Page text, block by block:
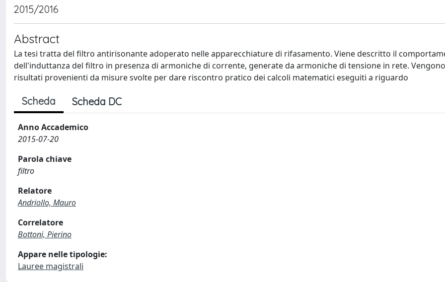
2015/2016
Abstract
La tesi tratta del filtro antirisonante adoperato nelle apparecchiature di rifasamento. Viene descritto il
dell'induttanza del filtro in presenza di armoniche di corrente, generate da armoniche di tensione in rete.
risultati provenienti da misure svolte per dare riscontro pratico dei calcoli matematici eseguiti a riguardo
Scheda Scheda DC
Anno Accademico
2015-07-20
Parola chiave
filtro
Relatore
Andriollo, Mauro
Correlatore
Bottoni, Pierino
Appare nelle tipologie:
Lauree magistrali